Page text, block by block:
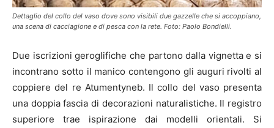
Dettaglio del collo del vaso dove sono visibili due gazzelle che si accoppiano,
una scena di cacciagione e di pesca con la rete. Foto: Paolo Bondielli.
Due iscrizioni geroglifiche che partono dalla vignetta e si
incontrano sotto il manico contengono gli auguri rivolti al
coppiere del re Atumentyneb. Il collo del vaso presenta
una doppia fascia di decorazioni naturalistiche. Il registro
superiore trae ispirazione dai modelli orientali. Si